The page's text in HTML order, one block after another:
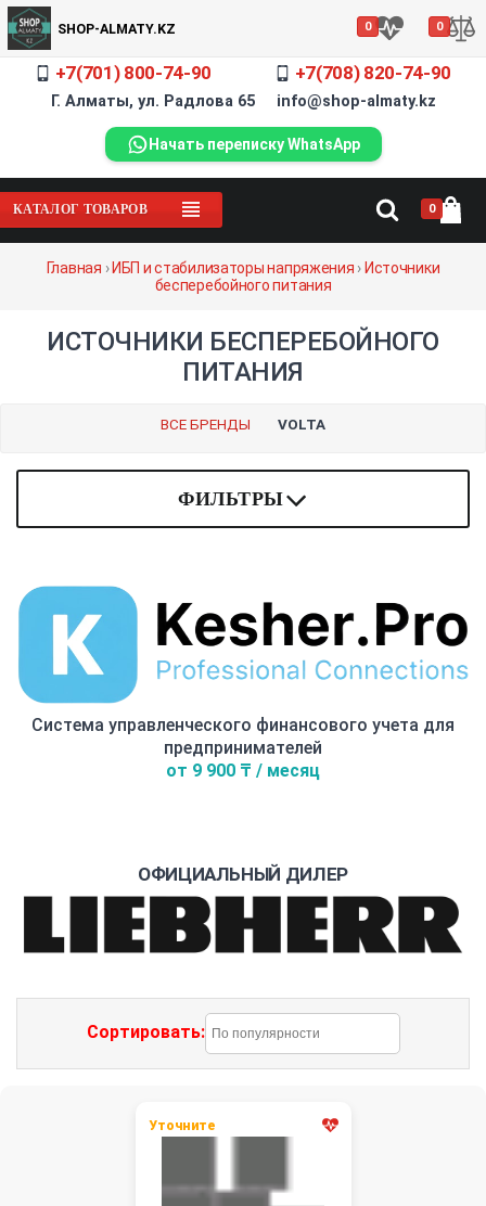
SHOP-ALMATY.KZ 0 0
+7(701) 800-74-90 +7(708) 820-74-90
Г. Алматы, ул. Радлова 65 info@shop-almaty.kz
Начать переписку WhatsApp
КАТАЛОГ ТОВАРОВ 0
Главная ›ИБП и стабилизаторы напряжения ›Источники
бесперебойного питания
ИСТОЧНИКИ БЕСПЕРЕБОЙНОГО
ПИТАНИЯ
ВСЕ БРЕНДЫ VOLTA
ФИЛЬТРЫ
Система управленческого финансового учета для
предпринимателей
от 9 900 ₸ / месяц
ОФИЦИАЛЬНЫЙ ДИЛЕР
Сортировать:
Уточните